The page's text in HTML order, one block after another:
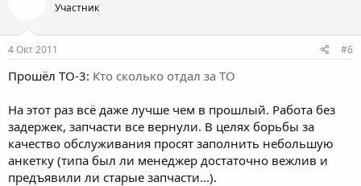
Участник
4 Окт 2011 #6
Прошёл ТО-3: Кто сколько отдал за ТО
На этот раз всё даже лучше чем в прошлый. Работа без
задержек, запчасти все вернули. В целях борьбы за
качество обслуживания просят заполнить небольшую
анкетку (типа был ли менеджер достаточно вежлив и
предъявили ли старые запчасти...).